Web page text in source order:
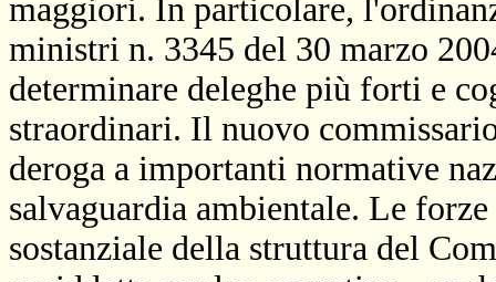
maggiori. In particolare,
ministri n. 3345 del 30 marzo
determinare deleghe più forti e
straordinari. Il nuovo
deroga a importanti normative
salvaguardia ambientale. Le
sostanziale della struttura del